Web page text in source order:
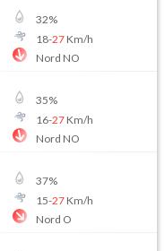
32%
18-27Km/h
Nord NO
35%
16-27Km/h
Nord NO
37%
15-27Km/h
Nord O